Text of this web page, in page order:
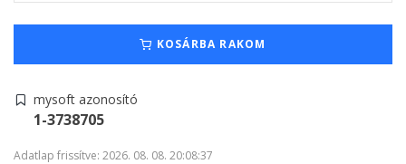
KOSÁRBA RAKOM
mysoft azonosító
1-3738705
Adatlap frissítve: 2026. 08. 08. 20:08:37